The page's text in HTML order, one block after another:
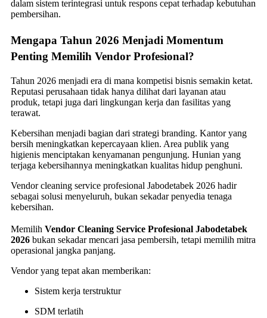
dalam sistem terintegrasi untuk respons cepat terhadap kebutuhan
pembersihan.
Mengapa Tahun 2026 Menjadi Momentum
Penting Memilih Vendor Profesional?
Tahun 2026 menjadi era di mana kompetisi bisnis semakin ketat.
Reputasi perusahaan tidak hanya dilihat dari layanan atau
produk, tetapi juga dari lingkungan kerja dan fasilitas yang
terawat.
Kebersihan menjadi bagian dari strategi branding. Kantor yang
bersih meningkatkan kepercayaan klien. Area publik yang
higienis menciptakan kenyamanan pengunjung. Hunian yang
terjaga kebersihannya meningkatkan kualitas hidup penghuni.
Vendor cleaning service profesional Jabodetabek 2026 hadir
sebagai solusi menyeluruh, bukan sekadar penyedia tenaga
kebersihan.
Memilih Vendor Cleaning Service Profesional Jabodetabek
2026 bukan sekadar mencari jasa pembersih, tetapi memilih mitra
operasional jangka panjang.
Vendor yang tepat akan memberikan:
Sistem kerja terstruktur
SDM terlatih